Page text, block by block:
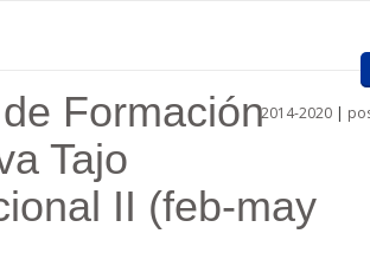
2014-2020 |
Formación
Tajo
II (feb-may